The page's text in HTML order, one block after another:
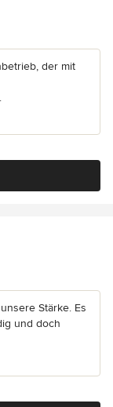
der mit
Stärke. Es
und doch